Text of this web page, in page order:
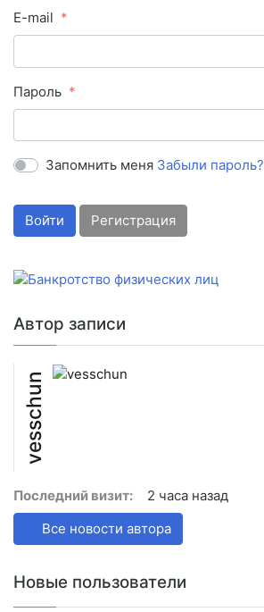
E-mail
Пароль
Запомнить меня Забыли пароль?
Войти Регистрация
Автор записи
vesschun
Последний визит:
2 часа назад
Все новости автора
Новые пользователи